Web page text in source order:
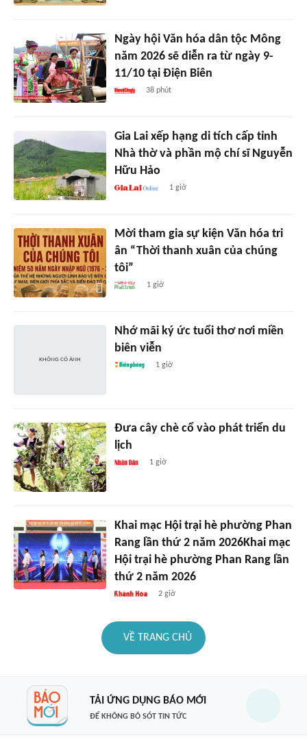
Ngày hội Văn hóa dân tộc Mông
năm 2026 sẽ diễn ra từ ngày 9-
11/10 tại Điện Biên
38 phút
Gia Lai xếp hạng di tích cấp tỉnh
Nhà thờ và phần mộ chí sĩ Nguyễn
Hữu Hảo
1 giờ
Mời tham gia sự kiện Văn hóa tri
ân “Thời thanh xuân của chúng
tôi”
1 giờ
Nhớ mãi ký ức tuổi thơ nơi miền
biên viễn
1 giờ
Đưa cây chè cổ vào phát triển du
lịch
1 giờ
Khai mạc Hội trại hè phường Phan
Rang lần thứ 2 năm 2026Khai mạc
Hội trại hè phường Phan Rang lần
thứ 2 năm 2026
2 giờ
VỀ TRANG CHỦ
TẢI ỨNG DỤNG BÁO MỚI
ĐỂ KHÔNG BỎ SÓT TIN TỨC